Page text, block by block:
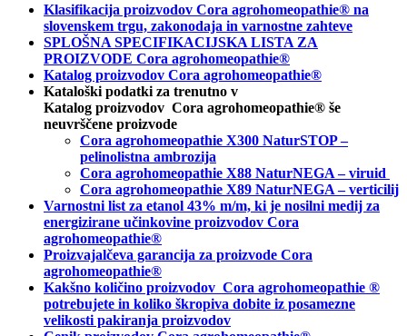
Klasifikacija proizvodov Cora agrohomeopathie® na
slovenskem trgu, zakonodaja in varnostne zahteve
SPLOŠNA SPECIFIKACIJSKA LISTA ZA
PROIZVODE Cora agrohomeopathie®
Katalog proizvodov Cora agrohomeopathie®
Kataloški podatki za trenutno v
Katalog proizvodov Cora agrohomeopathie® še
neuvrščene proizvode
Cora agrohomeopathie X300 NaturSTOP –
pelinolistna ambrozija
Cora agrohomeopathie X88 NaturNEGA – viruid
Cora agrohomeopathie X89 NaturNEGA – verticilij
Varnostni list za etanol 43% m/m, ki je nosilni medij za
energizirane učinkovine proizvodov Cora
agrohomeopathie®
Proizvajalčeva garancija za proizvode Cora
agrohomeopathie®
Kakšno količino proizvodov Cora agrohomeopathie ®
potrebujete in koliko škropiva dobite iz posamezne
velikosti pakiranja proizvodov